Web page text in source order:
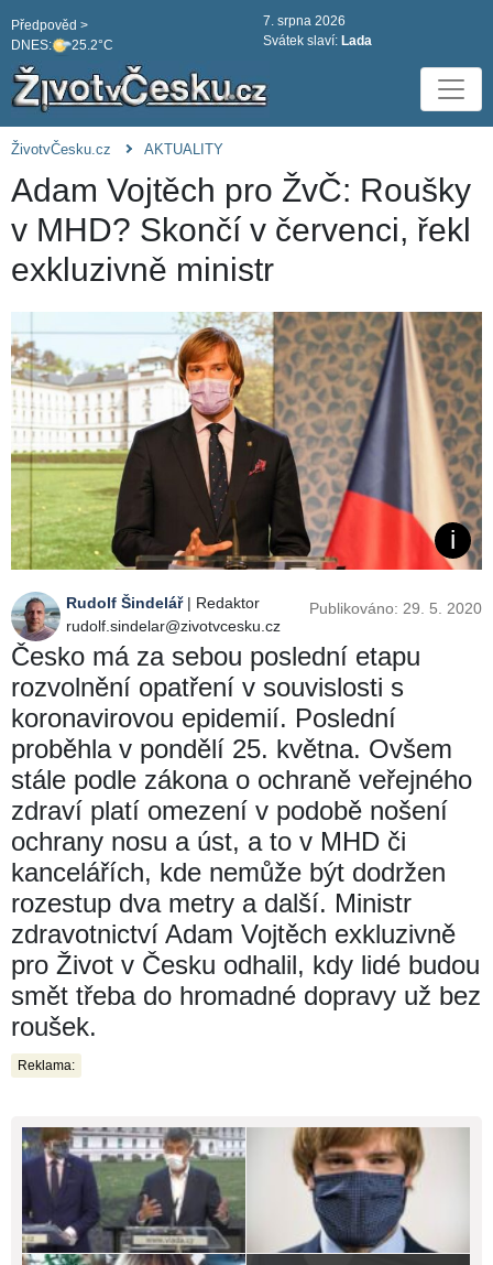
DNES: 25.2°C
Předpověd >
7. srpna 2026
Svátek slaví: Lada
ŽivotvČesku.cz AKTUALITY
Adam Vojtěch pro ŽvČ: Roušky
v MHD? Skončí v červenci, řekl
exkluzivně ministr
Rudolf Šindelář| Redaktor
rudolf.sindelar@zivotvcesku.cz
Publikováno: 29. 5. 2020
Česko má za sebou poslední etapu
rozvolnění opatření v souvislosti s
koronavirovou epidemií. Poslední
proběhla v pondělí 25. května. Ovšem
stále podle zákona o ochraně veřejného
zdraví platí omezení v podobě nošení
ochrany nosu a úst, a to v MHD či
kancelářích, kde nemůže být dodržen
rozestup dva metry a další. Ministr
zdravotnictví Adam Vojtěch exkluzivně
pro Život v Česku odhalil, kdy lidé budou
smět třeba do hromadné dopravy už bez
roušek.
Reklama: